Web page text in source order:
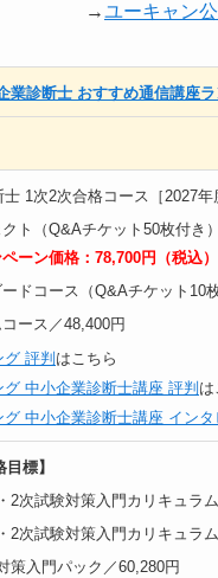
→ユーキャン
業診断士 おすすめ通信講座
1次2次合格コース［2027年
ト（Q&Aチケット50枚付き
ーン価格：78,700円（税込）
ドコース（Q&Aチケット10
ース／48,400円
評判 はこちら
グ 中小企業診断士講座 評判 は
グ 中小企業診断士講座 インタ
目標】
2次試験対策入門カリキュラ
2次試験対策入門カリキュラ
策入門パック／60,280円